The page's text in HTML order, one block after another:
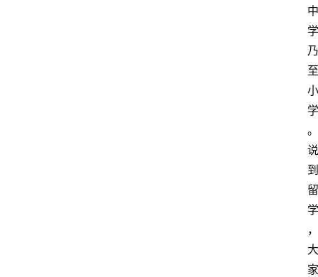
中
学
乃
至
小
学
。
说
到
留
学
，
大
家